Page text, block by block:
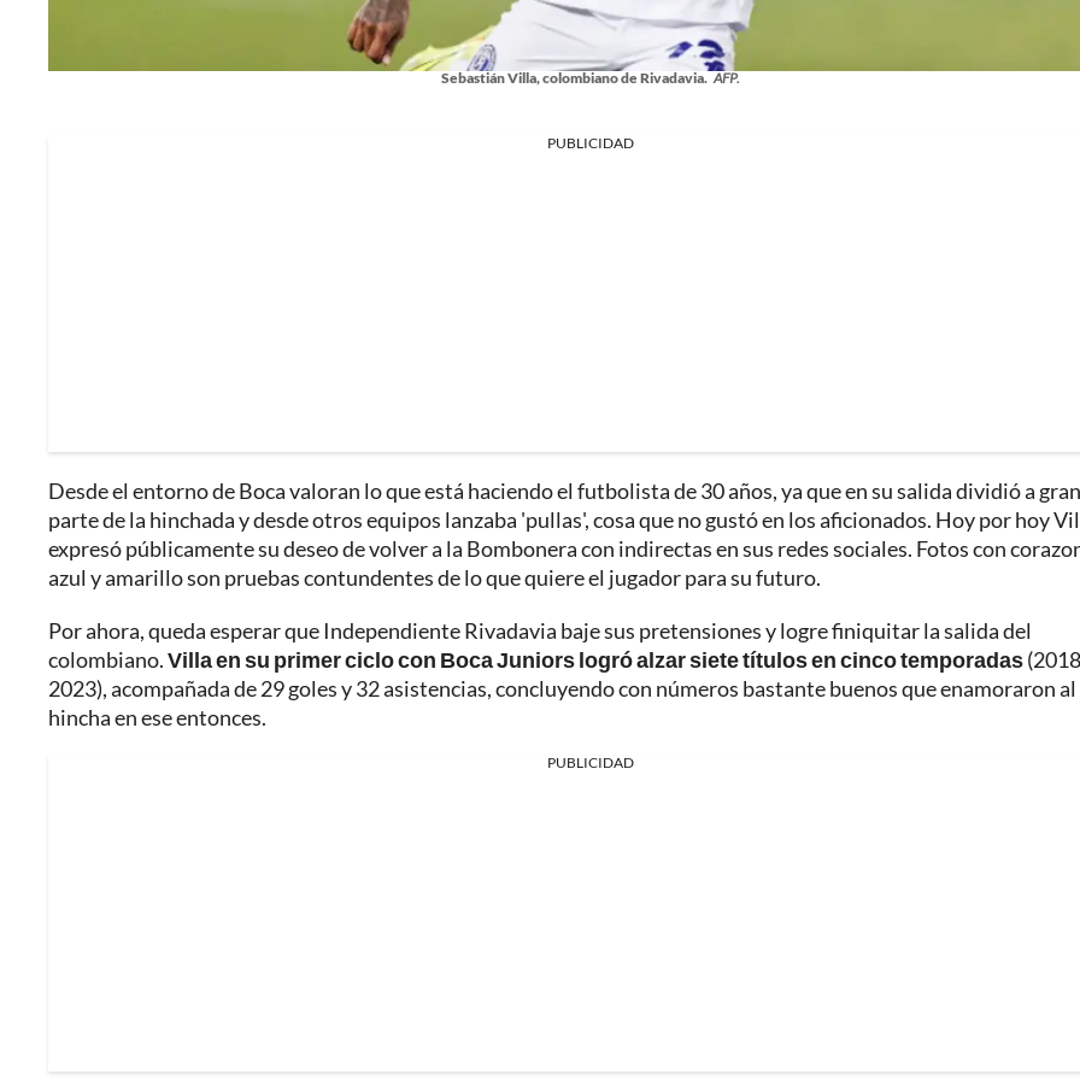
Sebastián Villa, colombiano de Rivadavia. AFP.
PUBLICIDAD
Desde el entorno de Boca valoran lo que está haciendo el futbolista de 30 años, ya que en su salida dividió a gran
parte de la hinchada y desde otros equipos lanzaba 'pullas', cosa que no gustó en los aficionados. Hoy por hoy
expresó públicamente su deseo de volver a la Bombonera con indirectas en sus redes sociales. Fotos con
azul y amarillo son pruebas contundentes de lo que quiere el jugador para su futuro.
Por ahora, queda esperar que Independiente Rivadavia baje sus pretensiones y logre finiquitar la salida del
colombiano.Villa en su primer ciclo con Boca Juniors logró alzar siete títulos en cinco temporadas
2023), acompañada de 29 goles y 32 asistencias, concluyendo con números bastante buenos que enamoraron al
hincha en ese entonces.
PUBLICIDAD